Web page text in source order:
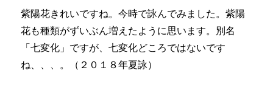
紫陽花きれいですね。今時で詠んでみました。紫陽
花も種類がずいぶん増えたように思います。別名
「七変化」ですが、七変化どころではないです
ね、、、。（２０１８年夏詠）